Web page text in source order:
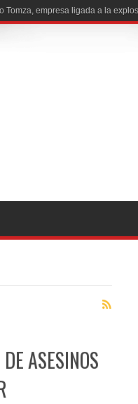
Tomza, empresa ligada a la
ASESINOS